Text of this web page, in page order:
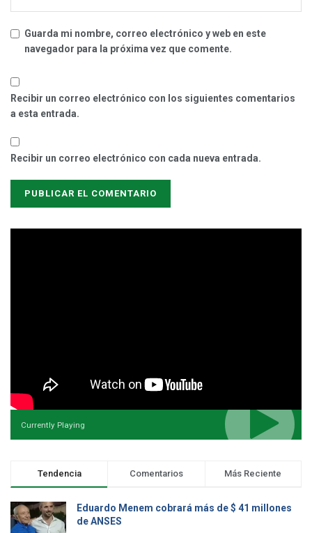
Guarda mi nombre, correo electrónico y web en este
navegador para la próxima vez que comente.
Recibir un correo electrónico con los siguientes comentarios
a esta entrada.
Recibir un correo electrónico con cada nueva entrada.
Currently Playing
Tendencia Comentarios Más Reciente
Eduardo Menem cobrará más de $ 41 millones
de ANSES